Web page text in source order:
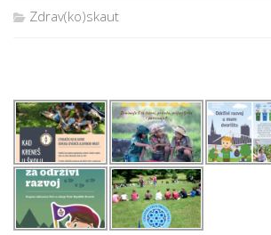
Zdrav(ko)skaut